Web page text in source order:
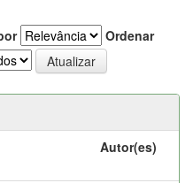
Ordenar
Autor(es)